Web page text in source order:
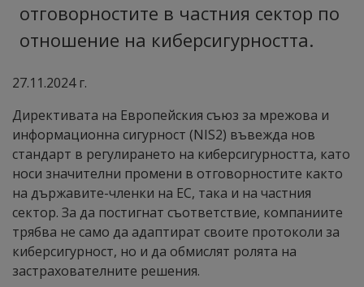
отговорностите в частния сектор по
отношение на киберсигурността.
27.11.2024 г.
Директивата на Европейския съюз за мрежова и
информационна сигурност (NIS2) въвежда нов
стандарт в регулирането на киберсигурността, като
носи значителни промени в отговорностите както
на държавите-членки на ЕС, така и на частния
сектор. За да постигнат съответствие, компаниите
трябва не само да адаптират своите протоколи за
киберсигурност, но и да обмислят ролята на
застрахователните решения.